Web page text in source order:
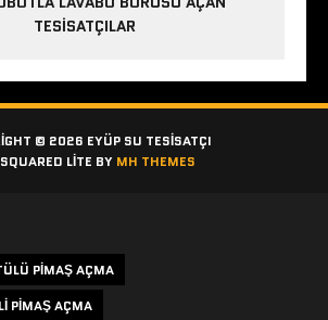
TESISATÇILAR
© 2026 EYÜP SU TESISATÇI
LITE BY MH THEMES
PIMAŞ AÇMA
PIMAŞ AÇMA